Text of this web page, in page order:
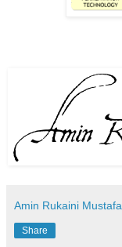
Amin Rukaini Mustafa
Share